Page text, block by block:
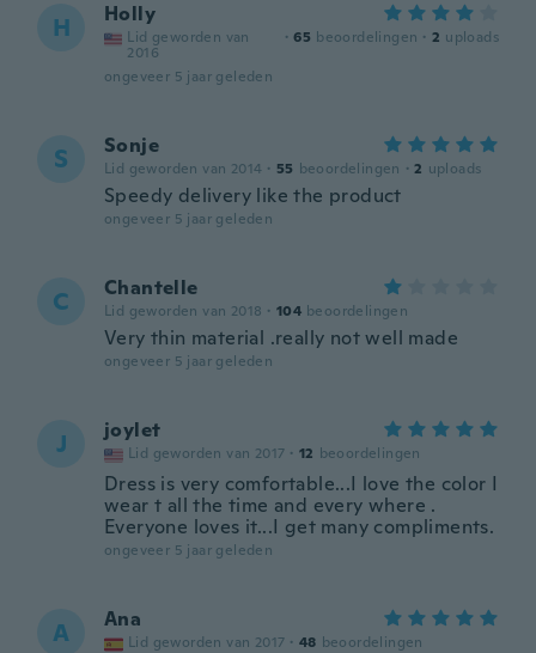
H Holly
Lid geworden van
2016
· 65 beoordelingen · 2 uploads
ongeveer 5 jaar geleden
S Sonje
Lid geworden van 2014 · 55 beoordelingen · 2 uploads
Speedy delivery like the product
ongeveer 5 jaar geleden
C Chantelle
Lid geworden van 2018 · 104 beoordelingen
Very thin material .really not well made
ongeveer 5 jaar geleden
J joylet
Lid geworden van 2017 · 12 beoordelingen
Dress is very comfortable...I love the color I
wear t all the time and every where .
Everyone loves it...I get many compliments.
ongeveer 5 jaar geleden
A Ana
Lid geworden van 2017 · 48 beoordelingen